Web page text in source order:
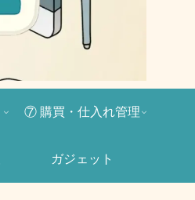
⑦ 購買・仕入れ管理
ガジェット